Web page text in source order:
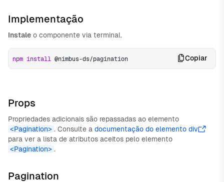
Implementação
Instale o componente via terminal.
npm install @nimbus-ds/pagination Copiar
Props
Propriedades adicionais são repassadas ao elemento
<Pagination> . Consulte a documentação do elemento div
para ver a lista de atributos aceitos pelo elemento
<Pagination> .
Pagination